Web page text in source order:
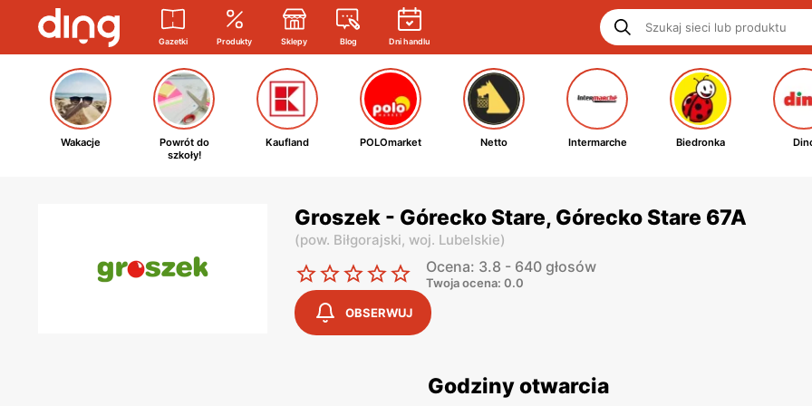
Gazetki Produkty Sklepy Blog Dni handlu
Wakacje
Powrót do
szkoły!
Kaufland POLOmarket Netto Intermarche Biedronka
Groszek - Górecko Stare, Górecko Stare 67A
(pow. Biłgorajski, woj. Lubelskie)
Ocena: 3.8 - 640 głosów
Twoja ocena: 0.0
OBSERWUJ
Godziny otwarcia